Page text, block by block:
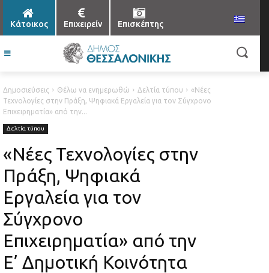
Κάτοικος Επιχειρείν Επισκέπτης
Δημοσιεύσεις Θέλω να ενημερωθώ Δελτία τύπου
«Νέες
Τεχνολογίες στην Πράξη, Ψηφιακά Εργαλεία για τον Σύγχρονο
Επιχειρηματία» από την...
Δελτία τύπου
«Νέες Τεχνολογίες στην
Πράξη, Ψηφιακά
Εργαλεία για τον
Σύγχρονο
Επιχειρηματία» από την
Ε’ Δημοτική Κοινότητα